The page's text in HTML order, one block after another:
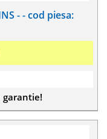
- - cod piesa:
garantie!